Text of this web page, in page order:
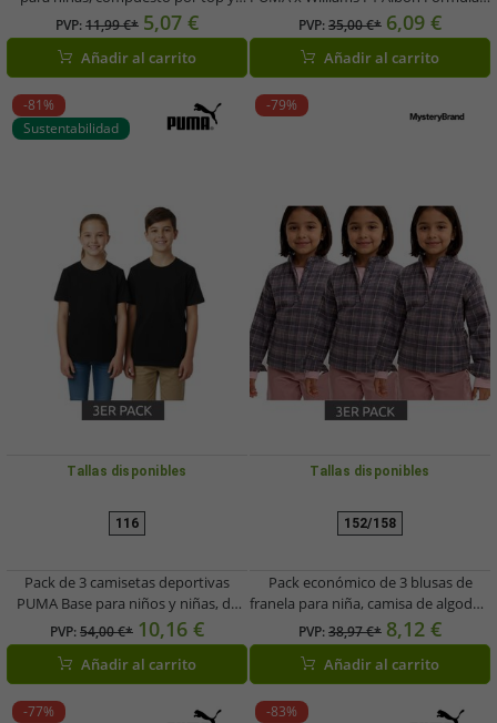
shorts de algodón orgánico puro.
Conjunto 908598 Azul/Multicolor
PVP:11,99 €* 5,07 €
Añadir al carrito
para niños, algodón, 701227495 001,
blanca
PVP:35,00 €* 6,09 €
Añadir al carrito
-81%
Sustentabilidad
Tallas disponibles
116
Pack de 3 camisetas deportivas
PUMA Base para niños y niñas, de
algodón sostenible con logotipo,
678259 02, color negro
PVP:54,00 €* 10,16 €
Añadir al carrito
-79%
Tallas disponibles
152/158
Pack económico de 3 blusas de
franela para niña, camisa de algodón
con cintura fruncida y cierre de
botones, 930775 gris/rosa
PVP:38,97 €* 8,12 €
Añadir al carrito
-77%
-83%